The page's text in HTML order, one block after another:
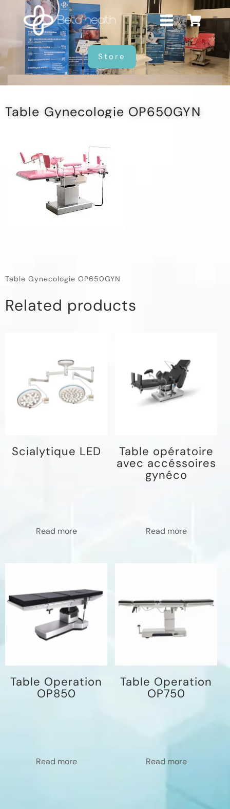
Store
Table Gynecologie OP650GYN
Table Gynecologie OP650GYN
Related products
Scialytique LED
Read more
Table opératoire
avec accéssoires
gynéco
Read more
Table Operation
OP850
Read more
Table Operation
OP750
Read more